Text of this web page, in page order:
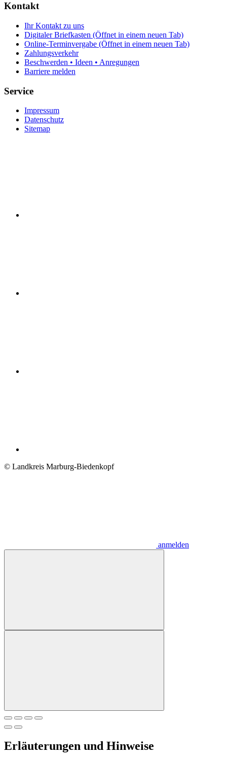
Kontakt
Ihr Kontakt zu uns
Digitaler Briefkasten (Öffnet in einem neuen Tab)
Online-Terminvergabe (Öffnet in einem neuen Tab)
Zahlungsverkehr
Beschwerden • Ideen • Anregungen
Barriere melden
Service
Impressum
Datenschutz
Sitemap
© Landkreis Marburg-Biedenkopf
anmelden
Erläuterungen und Hinweise